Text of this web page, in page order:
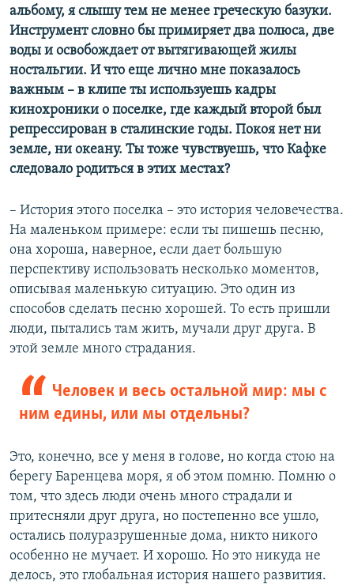
альбому, я слышу тем не менее греческую базуки.
Инструмент словно бы примиряет два полюса, две
воды и освобождает от вытягивающей жилы
ностальгии. И что еще лично мне показалось
важным – в клипе ты используешь кадры
кинохроники о поселке, где каждый второй был
репрессирован в сталинские годы. Покоя нет ни
земле, ни океану. Ты тоже чувствуешь, что Кафке
следовало родиться в этих местах?
– История этого поселка – это история человечества.
На маленьком примере: если ты пишешь песню,
она хороша, наверное, если дает большую
перспективу использовать несколько моментов,
описывая маленькую ситуацию. Это один из
способов сделать песню хорошей. То есть пришли
люди, пытались там жить, мучали друг друга. В
этой земле много страдания.
Человек и весь остальной мир: мы с
ним едины, или мы отдельны?
Это, конечно, все у меня в голове, но когда стою на
берегу Баренцева моря, я об этом помню. Помню о
том, что здесь люди очень много страдали и
притесняли друг друга, но постепенно все ушло,
остались полуразрушенные дома, никто никого
особенно не мучает. И хорошо. Но это никуда не
делось, это глобальная история нашего развития.